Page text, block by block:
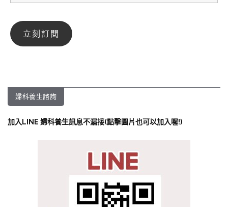
婦科養生諮詢
加入LINE 婦科養生訊息不漏接(點擊圖片也可以加入喔!)